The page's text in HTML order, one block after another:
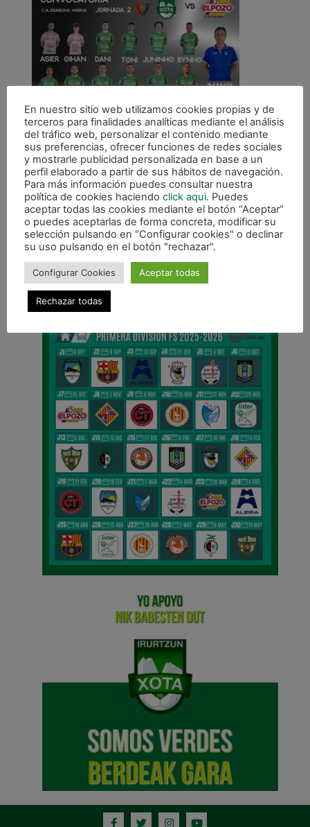
ANTERIOR
El Xota afronta su primera salida de la temporada
CALENDARIO DE LIGA
En nuestro sitio web utilizamos cookies propias y de
terceros para finalidades analíticas mediante el análisis
del tráfico web, personalizar el contenido mediante
sus preferencias, ofrecer funciones de redes sociales
y mostrarle publicidad personalizada en base a un
perfil elaborado a partir de sus hábitos de navegación.
Para más información puedes consultar nuestra
política de cookies haciendo click aqui. Puedes
aceptar todas las cookies mediante el botón “Aceptar”
o puedes aceptarlas de forma concreta, modificar su
selección pulsando en "Configurar cookies" o declinar
su uso pulsando en el botón "rechazar".
Configurar Cookies Aceptar todas
Rechazar todas